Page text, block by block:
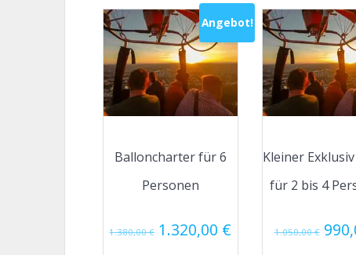
Angebot!
Balloncharter für 6
Personen
1.380,00€ Ursprünglicher
1.320,00 € Aktueller
Kleiner
für 2 bis 4
1.050,00€